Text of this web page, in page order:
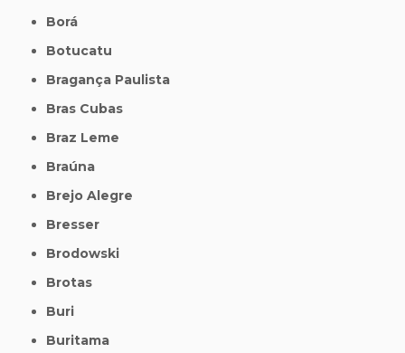
Borá
Botucatu
Bragança Paulista
Bras Cubas
Braz Leme
Braúna
Brejo Alegre
Bresser
Brodowski
Brotas
Buri
Buritama